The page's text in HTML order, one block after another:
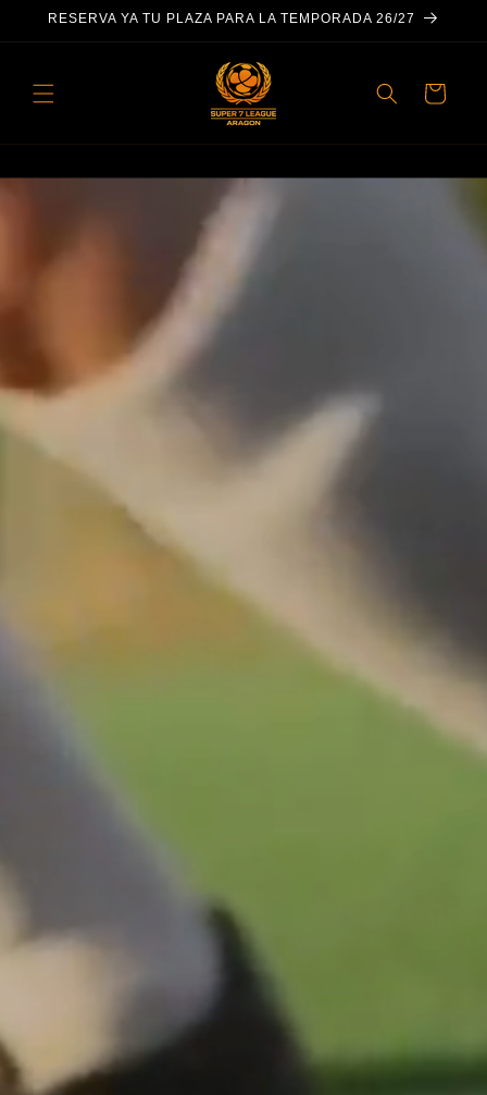
RESERVA YA TU PLAZA PARA LA TEMPORADA 26/27
Carrito